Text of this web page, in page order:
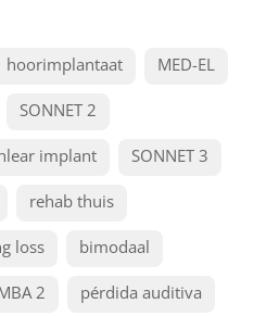
hoorimplantaat MED-EL
SONNET 2
implant SONNET 3
rehab thuis
loss bimodaal
2 pérdida auditiva